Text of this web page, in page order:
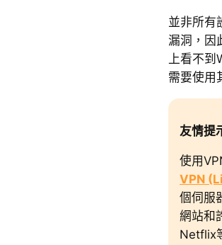
並非所有
漏洞，因
上看不到
需要使用
友情提
使用
VPN
個伺服
網站和
Netflix